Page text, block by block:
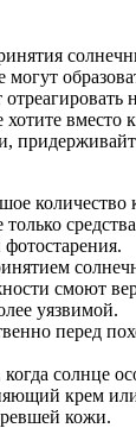
вместо
количество
смоют
уязвимой.
перед
солнце
крем
кожи.